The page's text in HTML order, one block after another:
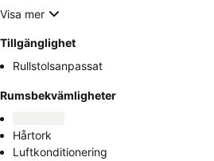
Visa mer
Tillgänglighet
Rullstolsanpassat
Rumsbekvämligheter
Hårtork
Luftkonditionering